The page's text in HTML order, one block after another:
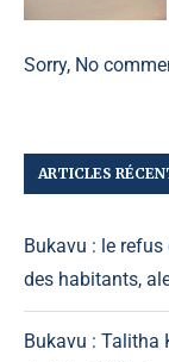
Sorry, No
ARTICLES
Bukavu : le
des habitants,
Bukavu : Talitha